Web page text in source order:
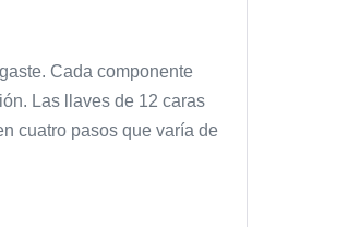
Cada componente
Las llaves de 12 caras
cuatro pasos que varía de